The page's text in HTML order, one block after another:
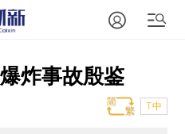
炸事故殷鉴
T中